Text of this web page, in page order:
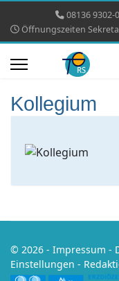
08136 9302-0
Öffnungszeiten
Kollegium
© 2026 - Impressum -
Einstellungen -